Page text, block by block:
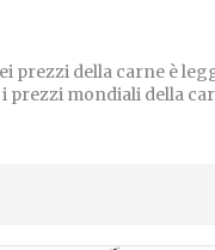
prezzi della carne è
prezzi mondiali della